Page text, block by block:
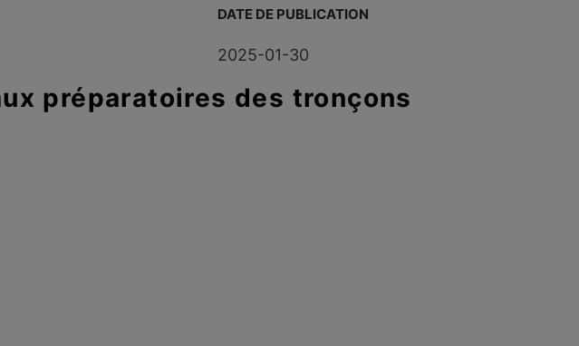
DATE DE PUBLICATION
2025-01-30
préparatoires des tronçons